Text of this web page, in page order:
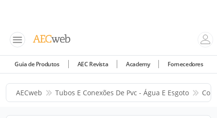
Guia de Produtos AEC Revista Academy Fornecedores
AECweb Tubos E Conexões De Pvc - Água E Esgoto